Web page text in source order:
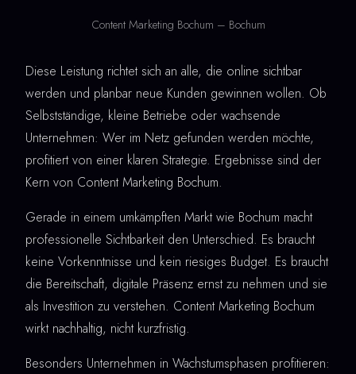
Content Marketing Bochum – Bochum
Diese Leistung richtet sich an alle, die online sichtbar
werden und planbar neue Kunden gewinnen wollen. Ob
Selbstständige, kleine Betriebe oder wachsende
Unternehmen: Wer im Netz gefunden werden möchte,
profitiert von einer klaren Strategie. Ergebnisse sind der
Kern von Content Marketing Bochum.
Gerade in einem umkämpften Markt wie Bochum macht
professionelle Sichtbarkeit den Unterschied. Es braucht
keine Vorkenntnisse und kein riesiges Budget. Es braucht
die Bereitschaft, digitale Präsenz ernst zu nehmen und sie
als Investition zu verstehen. Content Marketing Bochum
wirkt nachhaltig, nicht kurzfristig.
Besonders Unternehmen in Wachstumsphasen profitieren: